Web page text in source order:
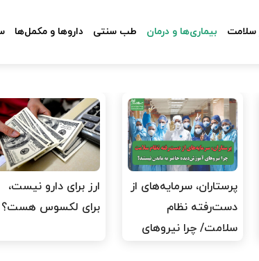
سلامت بیماری‌ها و درمان طب سنتی داروها و مکمل‌ها
پرستاران، سرمایه‌های از
دست‌رفته نظام
سلامت/ چرا نیروهای
ارز برای دارو نیست،
برای لکسوس هست؟